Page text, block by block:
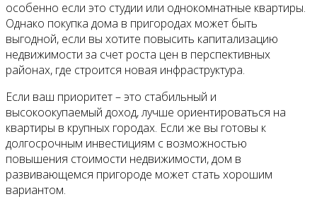
особенно если это студии или однокомнатные квартиры.
Однако покупка дома в пригородах может быть
выгодной, если вы хотите повысить капитализацию
недвижимости за счет роста цен в перспективных
районах, где строится новая инфраструктура.
Если ваш приоритет – это стабильный и
высокоокупаемый доход, лучше ориентироваться на
квартиры в крупных городах. Если же вы готовы к
долгосрочным инвестициям с возможностью
повышения стоимости недвижимости, дом в
развивающемся пригороде может стать хорошим
вариантом.